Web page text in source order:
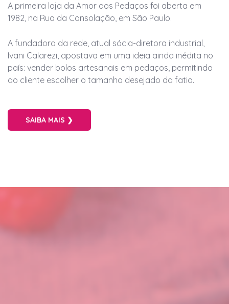
A primeira loja da Amor aos Pedaços foi aberta em
1982, na Rua da Consolação, em São Paulo.
A fundadora da rede, atual sócia-diretora industrial,
Ivani Calarezi, apostava em uma ideia ainda inédita no
país: vender bolos artesanais em pedaços, permitindo
ao cliente escolher o tamanho desejado da fatia.
SAIBA MAIS ❯